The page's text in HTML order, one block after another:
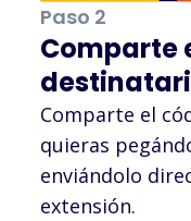
Paso 2
Comparte
Comparte el
quieras
enviándolo
extensión.